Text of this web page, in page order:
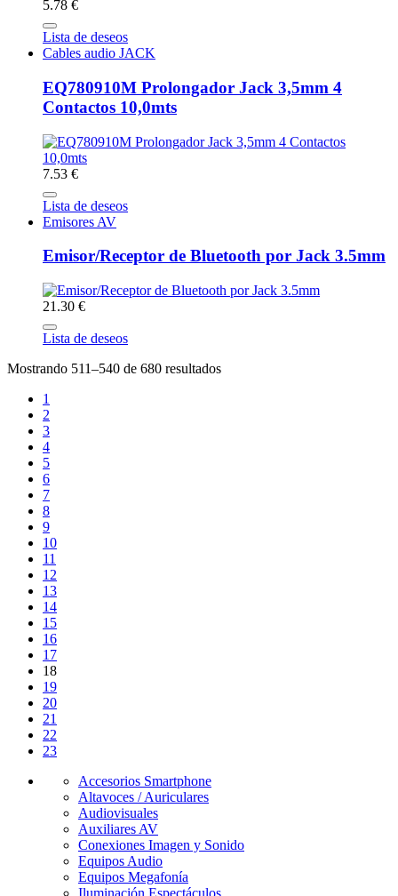
5.78 €
Lista de deseos
Cables audio JACK
EQ780910M Prolongador Jack 3,5mm 4
Contactos 10,0mts
7.53 €
Lista de deseos
Emisores AV
Emisor/Receptor de Bluetooth por Jack 3.5mm
21.30 €
Lista de deseos
Mostrando 511–540 de 680 resultados
1
2
3
4
5
6
7
8
9
10
11
12
13
14
15
16
17
18
19
20
21
22
23
Accesorios Smartphone
Altavoces / Auriculares
Audiovisuales
Auxiliares AV
Conexiones Imagen y Sonido
Equipos Audio
Equipos Megafonía
Iluminación Espectáculos